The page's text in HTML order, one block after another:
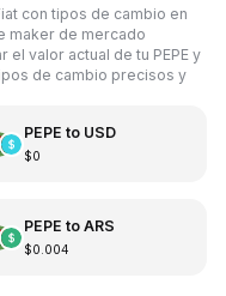
con tipos de cambio en
maker de mercado
valor actual de tu PEPE y
de cambio precisos y
PEPE to USD
$0
PEPE to ARS
$0.004